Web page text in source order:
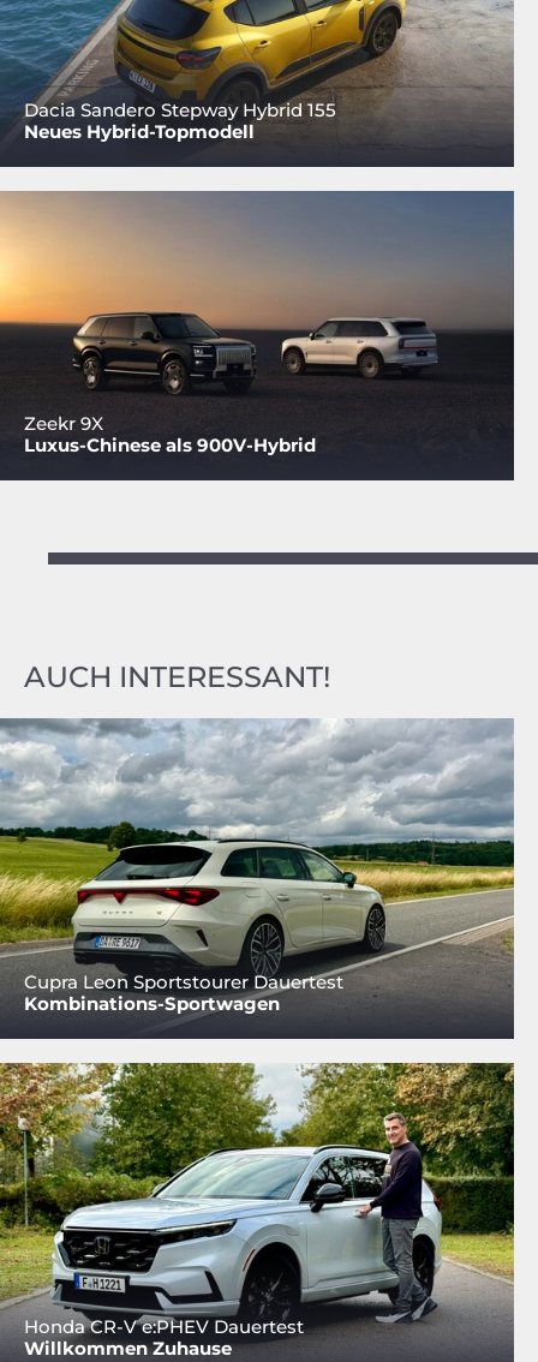
Dacia Sandero Stepway Hybrid 155
Neues Hybrid-Topmodell
Zeekr 9X
Luxus-Chinese als 900V-Hybrid
AUCH INTERESSANT!
Cupra Leon Sportstourer Dauertest
Kombinations-Sportwagen
Honda CR-V e:PHEV Dauertest
Willkommen Zuhause